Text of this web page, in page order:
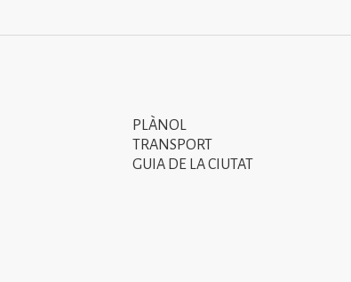
Segon
menú
PLÀNOL
TRANSPORT
GUIA DE LA CIUTAT